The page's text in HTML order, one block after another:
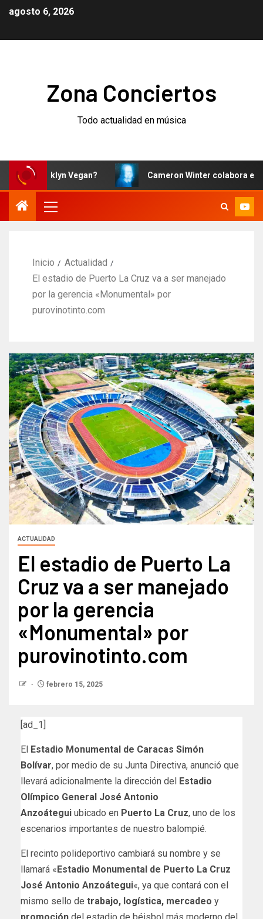
agosto 6, 2026
Zona Conciertos
Todo actualidad en música
Brooklyn Vegan? Cameron Winter colabora en ‘I
Inicio
Actualidad
El estadio de Puerto La Cruz va a ser manejado
por la gerencia «Monumental» por
purovinotinto.com
ACTUALIDAD
El estadio de Puerto La
Cruz va a ser manejado
por la gerencia
«Monumental» por
purovinotinto.com
febrero 15, 2025
[ad_1]
El Estadio Monumental de Caracas Simón
Bolívar, por medio de su Junta Directiva, anunció que
llevará adicionalmente la dirección del Estadio
Olímpico General José Antonio
Anzoátegui ubicado en Puerto La Cruz, uno de los
escenarios importantes de nuestro balompié.
El recinto polideportivo cambiará su nombre y se
llamará «Estadio Monumental de Puerto La Cruz
José Antonio Anzoátegui«, ya que contará con el
mismo sello de trabajo, logística, mercadeo y